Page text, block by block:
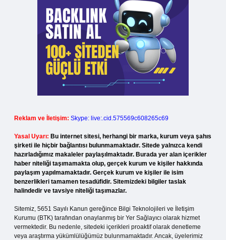
Reklam ve İletişim: Skype: live:.cid.575569c608265c69
Yasal Uyarı: Bu internet sitesi, herhangi bir marka, kurum veya şahıs
şirketi ile hiçbir bağlantısı bulunmamaktadır. Sitede yalnızca kendi
hazırladığımız makaleler paylaşılmaktadır. Burada yer alan içerikler
haber niteliği taşımamakta olup, gerçek kurum ve kişiler hakkında
paylaşım yapılmamaktadır. Gerçek kurum ve kişiler ile isim
benzerlikleri tamamen tesadüfidir. Sitemizdeki bilgiler taslak
halindedir ve tavsiye niteliği taşımazlar.
Sitemiz, 5651 Sayılı Kanun gereğince Bilgi Teknolojileri ve İletişim
Kurumu (BTK) tarafından onaylanmış bir Yer Sağlayıcı olarak hizmet
vermektedir. Bu nedenle, sitedeki içerikleri proaktif olarak denetleme
veya araştırma yükümlülüğümüz bulunmamaktadır. Ancak, üyelerimiz